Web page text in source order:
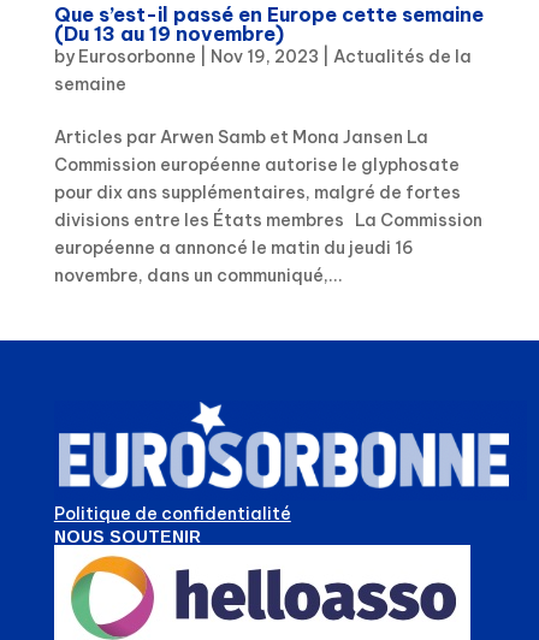
Que s’est-il passé en Europe cette semaine
(Du 13 au 19 novembre)
by Eurosorbonne Nov 19, 2023
Actualités de la
semaine
Articles par Arwen Samb et Mona Jansen La
Commission européenne autorise le glyphosate
pour dix ans supplémentaires, malgré de fortes
divisions entre les États membres La Commission
européenne a annoncé le matin du jeudi 16
novembre, dans un communiqué,...
Politique de confidentialité
NOUS SOUTENIR